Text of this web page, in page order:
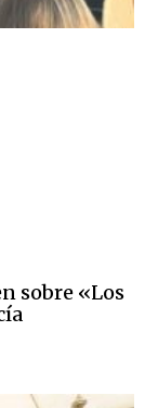
sobre «Los